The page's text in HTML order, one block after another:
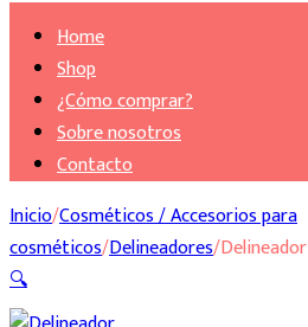
Home
Shop
¿Cómo comprar?
Sobre nosotros
Contacto
Inicio/Cosméticos / Accesorios para
cosméticos/Delineadores/Delineador
🔍